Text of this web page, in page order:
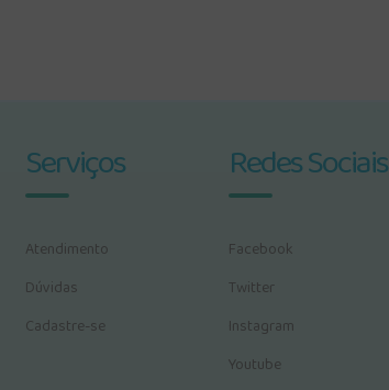
Serviços
Atendimento
Dúvidas
Cadastre-se
Redes Sociais
Facebook
Twitter
Instagram
Youtube